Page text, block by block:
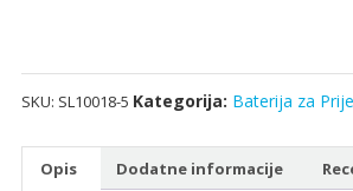
SKU: SL10018-5 Kategorija: Baterija za
Opis Dodatne informacije